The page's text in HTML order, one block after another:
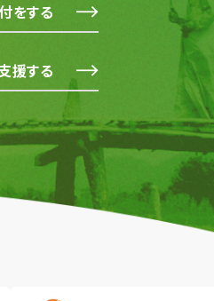
をする
援する